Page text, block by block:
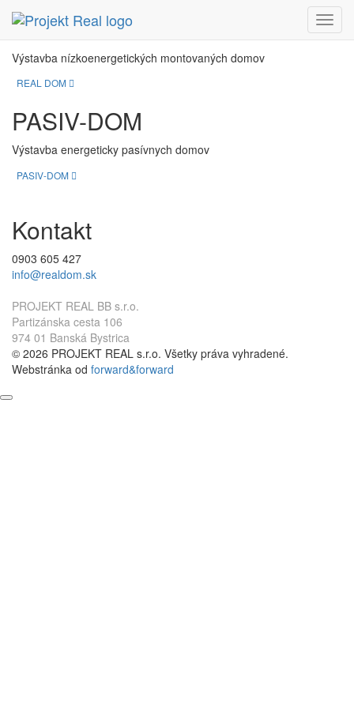
Menu
REAL DOM
Výstavba nízkoenergetických montovaných domov
REAL DOM
PASIV-DOM
Výstavba energeticky pasívnych domov
PASIV-DOM
Kontakt
0903 605 427
info@realdom.sk
PROJEKT REAL BB s.r.o.
Partizánska cesta 106
974 01 Banská Bystrica
© 2026 PROJEKT REAL s.r.o. Všetky práva vyhradené.
Webstránka od forward&forward